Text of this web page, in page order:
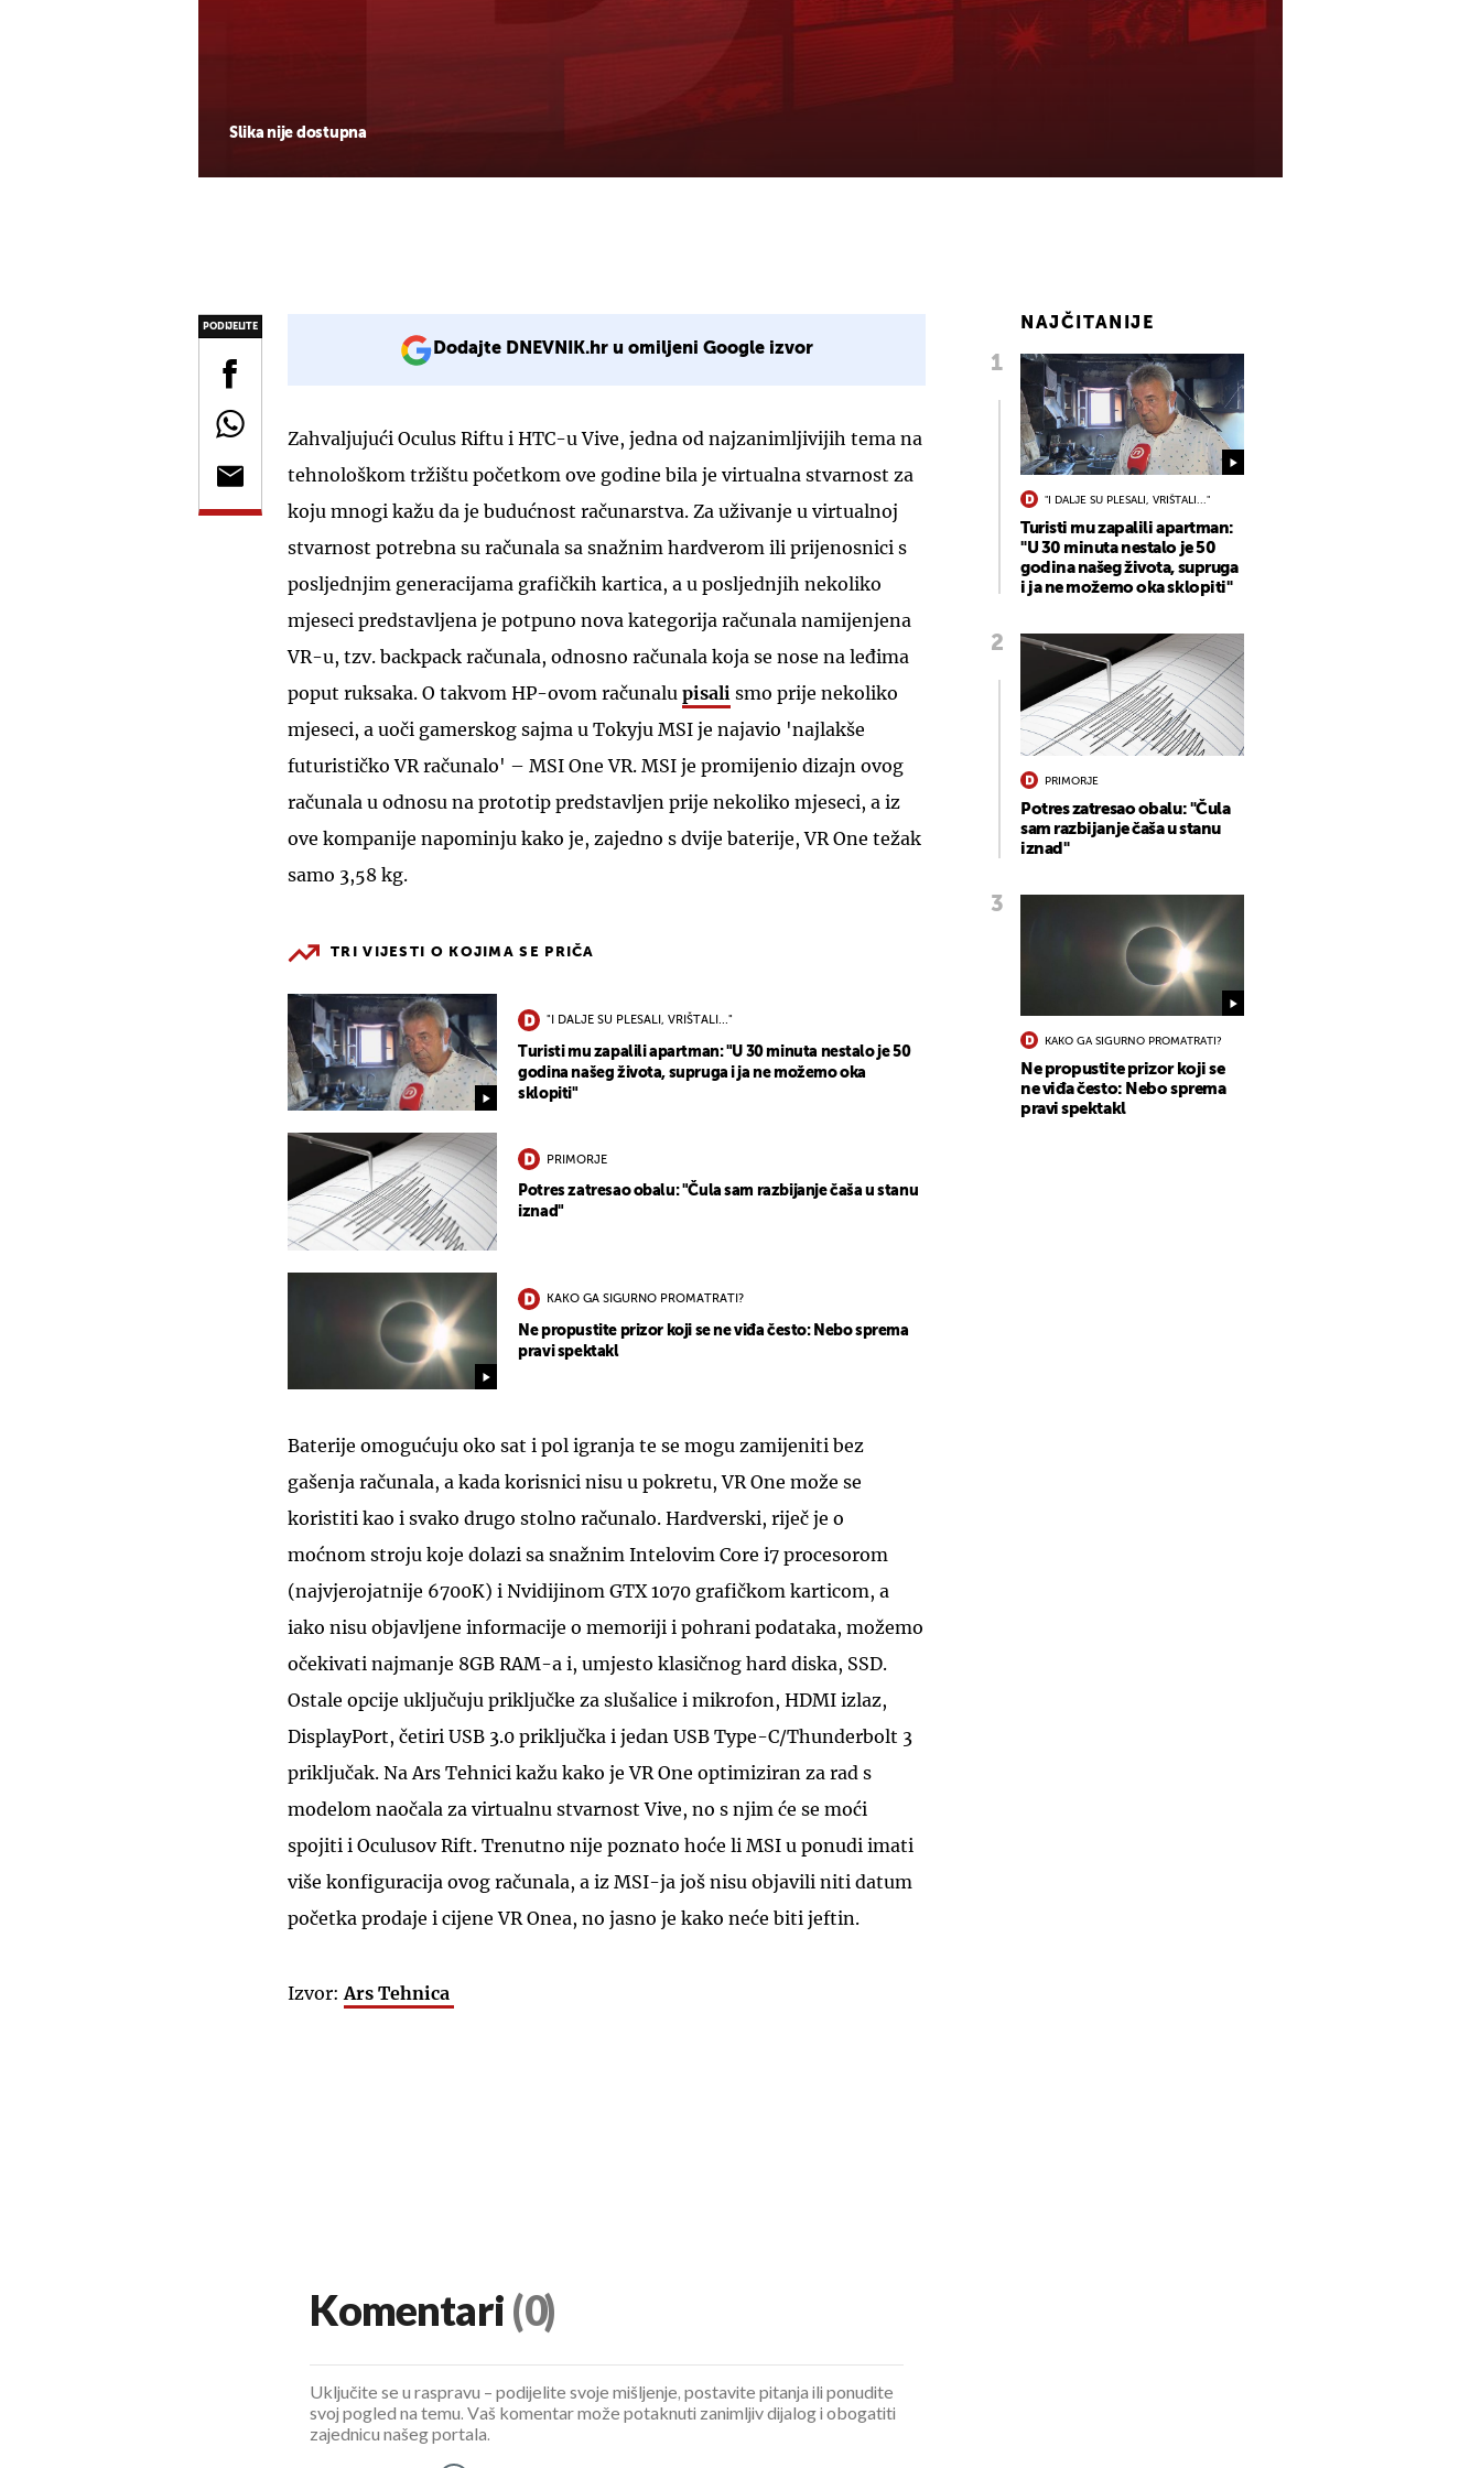
Slika nije dostupna
PODIJELITE
Dodajte DNEVNIK.hr u omiljeni Google izvor
Zahvaljujući Oculus Riftu i HTC-u Vive, jedna od najzanimljivijih tema na
tehnološkom tržištu početkom ove godine bila je virtualna stvarnost za
koju mnogi kažu da je budućnost računarstva. Za uživanje u virtualnoj
stvarnost potrebna su računala sa snažnim hardverom ili prijenosnici s
posljednjim generacijama grafičkih kartica, a u posljednjih nekoliko
mjeseci predstavljena je potpuno nova kategorija računala namijenjena
VR-u, tzv. backpack računala, odnosno računala koja se nose na leđima
poput ruksaka. O takvom HP-ovom računalu pisali smo prije nekoliko
mjeseci, a uoči gamerskog sajma u Tokyju MSI je najavio 'najlakše
futurističko VR računalo' – MSI One VR. MSI je promijenio dizajn ovog
računala u odnosu na prototip predstavljen prije nekoliko mjeseci, a iz
ove kompanije napominju kako je, zajedno s dvije baterije, VR One težak
samo 3,58 kg.
TRI VIJESTI O KOJIMA SE PRIČA
"I DALJE SU PLESALI, VRIŠTALI..."
Turisti mu zapalili apartman: "U 30 minuta nestalo je 50
godina našeg života, supruga i ja ne možemo oka
sklopiti"
PRIMORJE
Potres zatresao obalu: "Čula sam razbijanje čaša u stanu
iznad"
KAKO GA SIGURNO PROMATRATI?
Ne propustite prizor koji se ne viđa često: Nebo sprema
pravi spektakl
Baterije omogućuju oko sat i pol igranja te se mogu zamijeniti bez
gašenja računala, a kada korisnici nisu u pokretu, VR One može se
koristiti kao i svako drugo stolno računalo. Hardverski, riječ je o
moćnom stroju koje dolazi sa snažnim Intelovim Core i7 procesorom
(najvjerojatnije 6700K) i Nvidijinom GTX 1070 grafičkom karticom, a
iako nisu objavljene informacije o memoriji i pohrani podataka, možemo
očekivati najmanje 8GB RAM-a i, umjesto klasičnog hard diska, SSD.
Ostale opcije uključuju priključke za slušalice i mikrofon, HDMI izlaz,
DisplayPort, četiri USB 3.0 priključka i jedan USB Type-C/Thunderbolt 3
priključak. Na Ars Tehnici kažu kako je VR One optimiziran za rad s
modelom naočala za virtualnu stvarnost Vive, no s njim će se moći
spojiti i Oculusov Rift. Trenutno nije poznato hoće li MSI u ponudi imati
više konfiguracija ovog računala, a iz MSI-ja još nisu objavili niti datum
početka prodaje i cijene VR Onea, no jasno je kako neće biti jeftin.
Izvor:Ars Tehnica
NAJČITANIJE
"I DALJE SU PLESALI, VRIŠTALI..."
Turisti mu zapalili apartman:
"U 30 minuta nestalo je 50
godina našeg života, supruga
i ja ne možemo oka sklopiti"
PRIMORJE
Potres zatresao obalu: "Čula
sam razbijanje čaša u stanu
iznad"
KAKO GA SIGURNO PROMATRATI?
Ne propustite prizor koji se
ne viđa često: Nebo sprema
pravi spektakl
Komentari (0)
Uključite se u raspravu – podijelite svoje mišljenje, postavite pitanja ili ponudite
svoj pogled na temu. Vaš komentar može potaknuti zanimljiv dijalog i obogatiti
zajednicu našeg portala.
UKLJUČITE NOTIFIKACIJE